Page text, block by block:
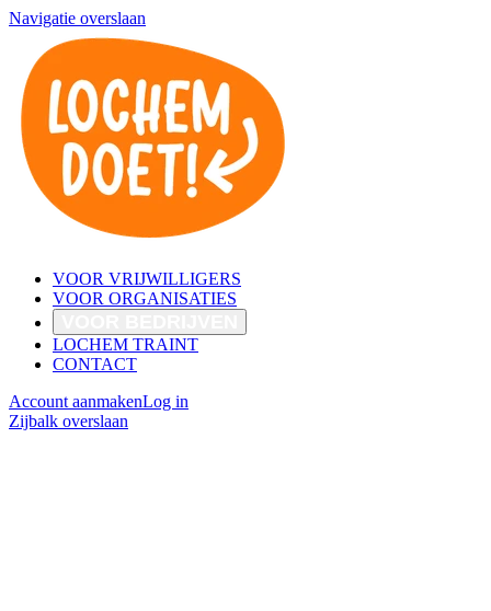
Navigatie overslaan
VOOR VRIJWILLIGERS
VOOR ORGANISATIES
LOCHEM TRAINT
CONTACT
Account aanmakenLog in
Zijbalk overslaan